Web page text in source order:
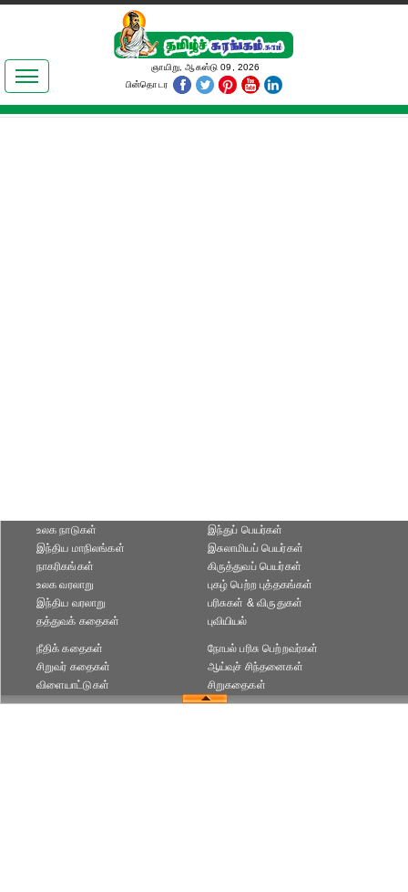
இலக்கியங்கள்
தமிழ் உலகம்
ஞாயிறு, ஆகஸ்டு 09, 2026
பின்தொடர
உலக நாடுகள்
இந்திய மாநிலங்கள்
நாகரிகங்கள்
இந்துப் பெயர்கள்
இசுலாமியப் பெயர்கள்
கிருத்துவப் பெயர்கள்
உலக வரலாறு
இந்திய வரலாறு
தத்துவக் கதைகள்
புகழ் பெற்ற புத்தகங்கள்
பரிசுகள் & விருதுகள்
புவியியல்
நீதிக் கதைகள்
சிறுவர் கதைகள்
விளையாட்டுகள்
நோபல் பரிசு‎ பெற்றவர்‎கள்
ஆய்வுச் சிந்தனைகள்
சிறுகதைகள்